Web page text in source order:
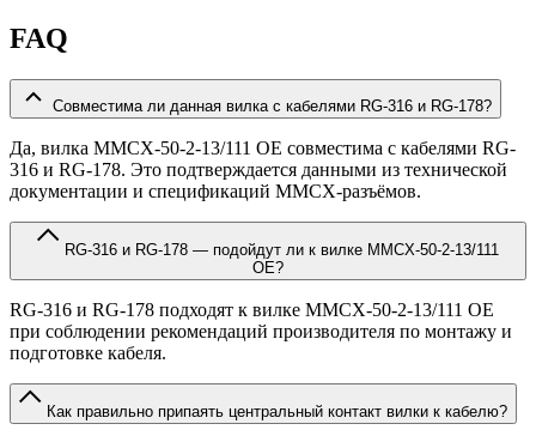
FAQ
Совместима ли данная вилка с кабелями RG-316 и RG-178?
Да, вилка MMCX-50-2-13/111 OE совместима с кабелями RG-
316 и RG-178. Это подтверждается данными из технической
документации и спецификаций MMCX-разъёмов.
OE?
RG-316 и RG-178 подходят к вилке MMCX-50-2-13/111 OE
при соблюдении рекомендаций производителя по монтажу и
подготовке кабеля.
Как правильно припаять центральный контакт вилки к кабелю?